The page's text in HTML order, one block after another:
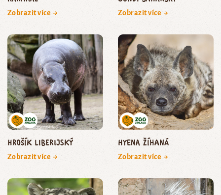
Zobrazit více → Zobrazit více →
hrošík liberijský
Zobrazit více →
hyena žíhaná
Zobrazit více →